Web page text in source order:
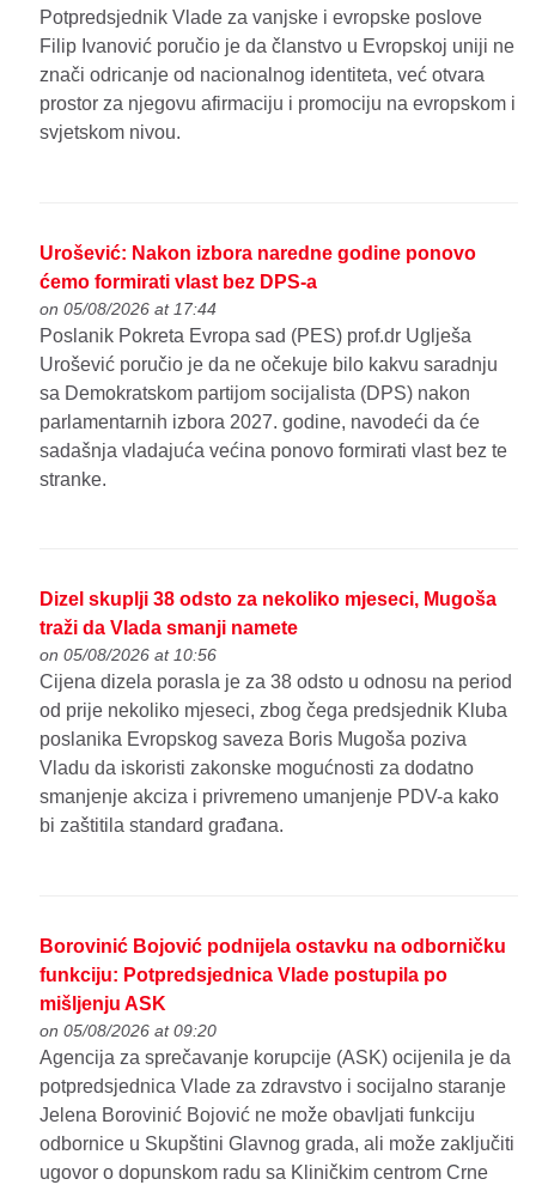
Potpredsjednik Vlade za vanjske i evropske poslove
Filip Ivanović poručio je da članstvo u Evropskoj uniji ne
znači odricanje od nacionalnog identiteta, već otvara
prostor za njegovu afirmaciju i promociju na evropskom i
svjetskom nivou.
Urošević: Nakon izbora naredne godine ponovo
ćemo formirati vlast bez DPS-a
on 05/08/2026 at 17:44
Poslanik Pokreta Evropa sad (PES) prof.dr Uglješa
Urošević poručio je da ne očekuje bilo kakvu saradnju
sa Demokratskom partijom socijalista (DPS) nakon
parlamentarnih izbora 2027. godine, navodeći da će
sadašnja vladajuća većina ponovo formirati vlast bez te
stranke.
Dizel skuplji 38 odsto za nekoliko mjeseci, Mugoša
traži da Vlada smanji namete
on 05/08/2026 at 10:56
Cijena dizela porasla je za 38 odsto u odnosu na period
od prije nekoliko mjeseci, zbog čega predsjednik Kluba
poslanika Evropskog saveza Boris Mugoša poziva
Vladu da iskoristi zakonske mogućnosti za dodatno
smanjenje akciza i privremeno umanjenje PDV-a kako
bi zaštitila standard građana.
Borovinić Bojović podnijela ostavku na odborničku
funkciju: Potpredsjednica Vlade postupila po
mišljenju ASK
on 05/08/2026 at 09:20
Agencija za sprečavanje korupcije (ASK) ocijenila je da
potpredsjednica Vlade za zdravstvo i socijalno staranje
Jelena Borovinić Bojović ne može obavljati funkciju
odbornice u Skupštini Glavnog grada, ali može zaključiti
ugovor o dopunskom radu sa Kliničkim centrom Crne